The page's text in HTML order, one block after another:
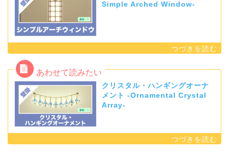
Simple Arched Window-
クリスタル・ハンギングオーナ
メント -Ornamental Crystal
Array-